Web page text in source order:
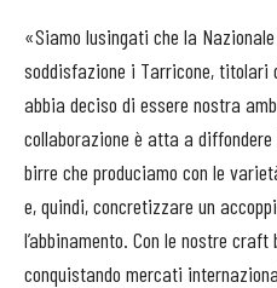
«Siamo lusingati che la
soddisfazione i Tarricone, titolari
abbia deciso di essere nostra
collaborazione è atta a
birre che produciamo con le
e, quindi, concretizzare un
l’abbinamento. Con le nostre
conquistando mercati